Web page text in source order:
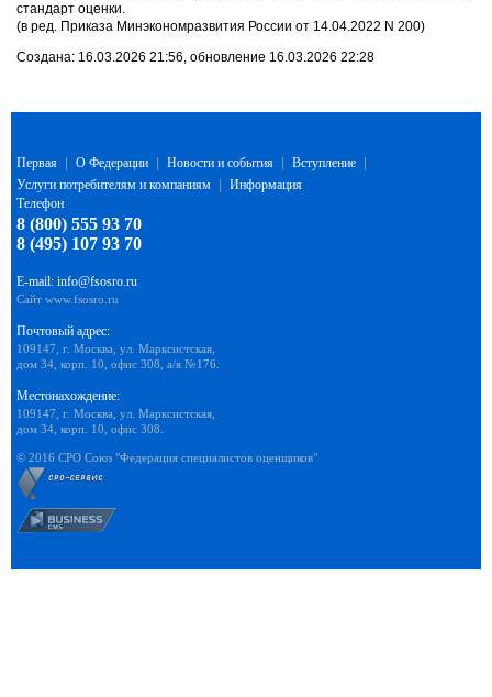
стандарт оценки.
(в ред. Приказа Минэкономразвития России от 14.04.2022 N 200)
Создана: 16.03.2026 21:56, обновление 16.03.2026 22:28
Первая О Федерации Новости и события Вступление
Услуги потребителям и компаниям
Информация
Телефон
8 (800) 555 93 70
8 (495) 107 93 70
E-mail: info@fsosro.ru
Сайт www.fsosro.ru
Почтовый адрес:
109147, г. Москва, ул. Марксистская,
дом 34, корп. 10, офис 308, а/я №176.
Местонахождение:
109147, г. Москва, ул. Марксистская,
дом 34, корп. 10, офис 308.
© 2016 СРО Союз "Федерация специалистов оценщиков"